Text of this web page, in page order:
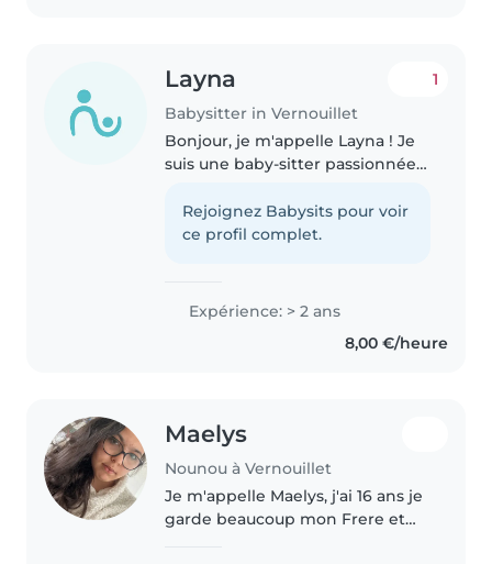
Layna
Babysitter in Vernouillet
1
Bonjour, je m'appelle Layna ! Je
suis une baby-sitter passionnée
d'expérience, je suis à l'aise avec
les bébés, les tout-petits, les
Rejoignez Babysits pour voir
ce profil complet.
Expérience: > 2 ans
8,00 €/heure
Maelys
Nounou à Vernouillet
Je m'appelle Maelys, j'ai 16 ans je
garde beaucoup mon Frere et